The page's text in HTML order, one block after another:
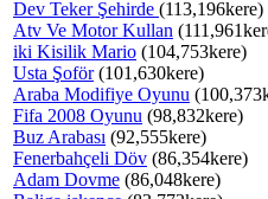
Dev Teker Şehirde (113,196kere)
Atv Ve Motor Kullan
iki Kisilik Mario (104,753kere)
Usta Şoför(101,630kere)
Araba Modifiye Oyunu
Fifa 2008 Oyunu (98,832kere)
Buz Arabası (92,555kere)
Fenerbahçeli Döv (86,354kere)
Adam Dovme (86,048kere)